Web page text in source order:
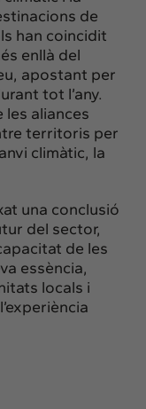
de
han coincidit
enllà del
apostant per
tot l’any.
les aliances
territoris per
climàtic, la
una conclusió
del sector,
de les
essència,
locals i